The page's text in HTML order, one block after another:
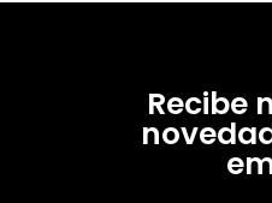
Recibe